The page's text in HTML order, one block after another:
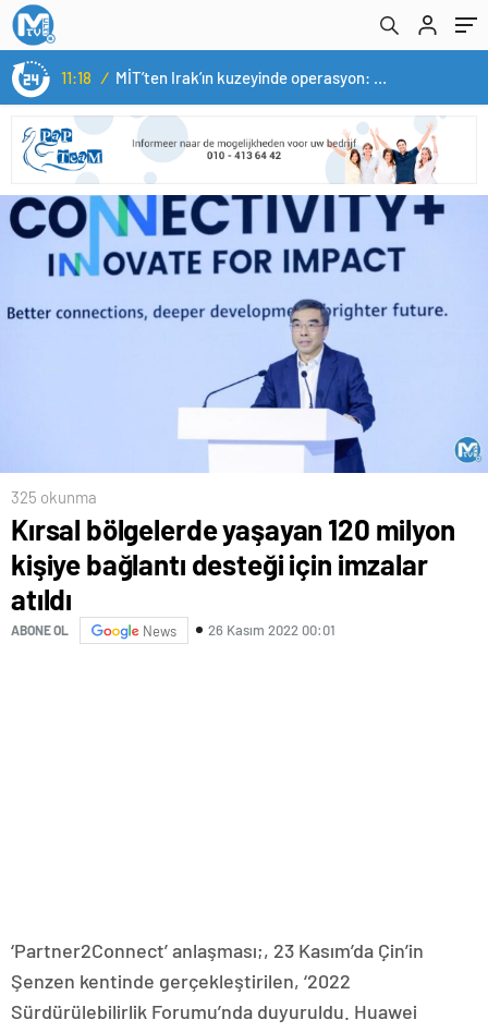
11:18 / MİT’ten Irak’ın kuzeyinde operasyon: Ramazan Güneş Türkiye’ye getirildi
325 okunma
Kırsal bölgelerde yaşayan 120 milyon
kişiye bağlantı desteği için imzalar
atıldı
ABONE OL News 26 Kasım 2022 00:01
‘Partner2Connect’ anlaşması;, 23 Kasım’da Çin’in
Şenzen kentinde gerçekleştirilen, ‘2022
Sürdürülebilirlik Forumu’nda duyuruldu. Huawei